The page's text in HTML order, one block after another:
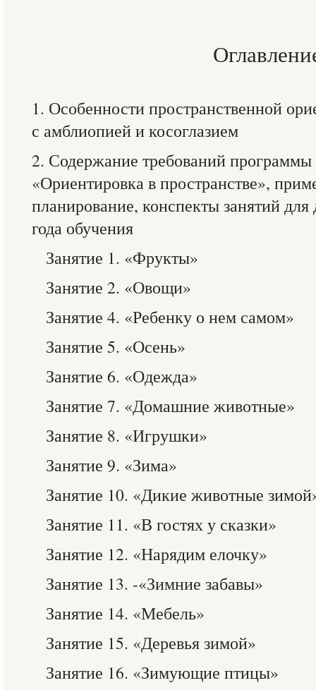
1. Особенности пространственной
с амблиопией и косоглазием
2. Содержание требований программы
«Ориентировка в пространстве»,
планирование, конспекты занятий
года обучения
Занятие 1. «Фрукты»
Занятие 2. «Овощи»
Занятие 4. «Ребенку о нем самом»
Занятие 5. «Осень»
Занятие 6. «Одежда»
Занятие 7. «Домашние животные»
Занятие 8. «Игрушки»
Занятие 9. «Зима»
Занятие 10. «Дикие животные
Занятие 11. «В гостях у сказки»
Занятие 12. «Нарядим елочку»
Занятие 13. -«Зимние забавы»
Занятие 14. «Мебель»
Занятие 15. «Деревья зимой»
Занятие 16. «Зимующие птицы»